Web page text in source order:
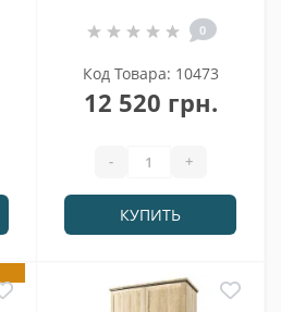
0
Код Товара: 10473
12 520 грн.
- +
КУПИТЬ